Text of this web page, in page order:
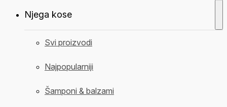
Njega kose
Svi proizvodi
Najpopularniji
Šamponi & balzami